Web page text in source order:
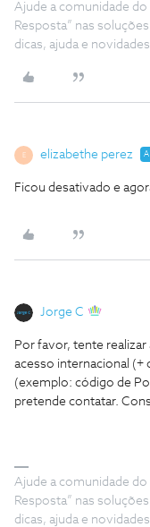
Ajude a comunidade
Resposta” nas
dicas, ajuda e
E elizabethe perez
Ficou desativado e
Jorge C
Por favor, tente
acesso internacional (+
(exemplo: código de
pretende contatar.
Ajude a comunidade
Resposta” nas
dicas, ajuda e